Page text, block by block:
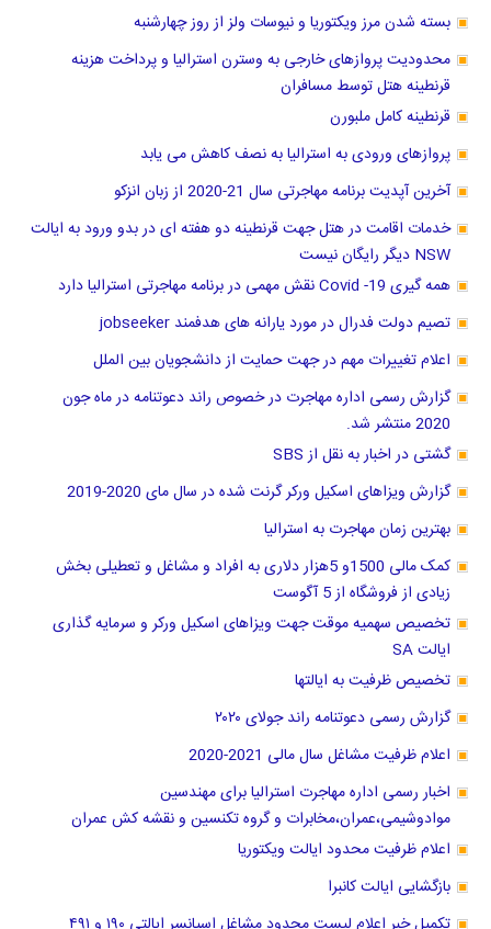
بسته شدن مرز ویکتوریا و نیوسات ولز از روز چهارشنبه
محدودیت پروازهای خارجی به وسترن استرالیا و پرداخت هزینه
قرنطینه هتل توسط مسافران
قرنطینه کامل ملبورن
پروازهای ورودی به استرالیا به نصف کاهش می یابد
آخرین آپدیت برنامه مهاجرتی سال 21-2020 از زبان انزکو
خدمات اقامت در هتل جهت قرنطینه دو هفته ای در بدو ورود به ایالت
NSW دیگر رایگان نیست
همه گیری Covid -19 نقش مهمی در برنامه مهاجرتی استرالیا دارد
تصیم دولت فدرال در مورد یارانه های هدفمند jobseeker
اعلام تغییرات مهم در جهت حمایت از دانشجویان بین الملل
گزارش رسمی اداره مهاجرت در خصوص راند دعوتنامه در ماه جون
2020 منتشر شد.
گشتی در اخبار به نقل از SBS
گزارش ویزاهای اسکیل ورکر گرنت شده در سال مای 2020-2019
بهترین زمان مهاجرت به استرالیا
کمک مالی 1500و 5هزار دلاری به افراد و مشاغل و تعطیلی بخش
زیادی از فروشگاه از 5 آگوست
تخصیص سهمیه موقت جهت ویزاهای اسکیل ورکر و سرمایه گذاری
ایالت SA
تخصیص ظرفیت به ایالتها
گزارش رسمی دعوتنامه راند جولای ۲۰۲۰
اعلام ظرفیت مشاغل سال مالی 2021-2020
اخبار رسمی اداره مهاجرت استرالیا برای مهندسین
موادوشیمی،عمران،مخابرات و گروه تکنسین و نقشه کش عمران
اعلام ظرفیت محدود ایالت ویکتوریا
بازگشایی ایالت کانبرا